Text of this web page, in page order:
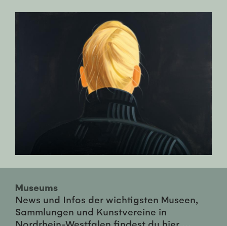
Museums
News und Infos der wichtigsten Museen,
Sammlungen und Kunstvereine in
Nordrhein-Westfalen findest du hier ...